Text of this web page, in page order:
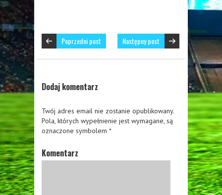
Poprzedni post Następny post
Dodaj komentarz
Twój adres email nie zostanie opublikowany.
Pola, których wypełnienie jest wymagane, są
oznaczone symbolem *
Komentarz